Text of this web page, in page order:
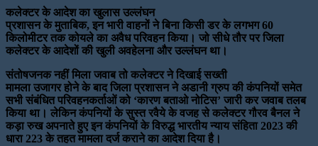
कलेक्टर के आदेश का खुलास उल्लंघन
प्रशासन के मुताबिक, इन भारी वाहनों ने बिना किसी डर के लगभग 60
किलोमीटर तक कोयले का अवैध परिवहन किया। जो सीधे तौर पर जिला
कलेक्टर के आदेशों की खुली अवहेलना और उल्लंघन था।
संतोषजनक नहीं मिला जवाब तो कलेक्टर ने दिखाई सख्ती
मामला उजागर होने के बाद जिला प्रशासन ने अडानी ग्रुप की कंपनियों समेत
सभी संबंधित परिवहनकर्ताओं को ‘कारण बताओ नोटिस’ जारी कर जवाब तलब
किया था। लेकिन कंपनियों के सुस्त रवैये के वजह से कलेक्टर गौरव बैनल ने
कड़ा रुख अपनाते हुए इन कंपनियों के विरुद्ध भारतीय न्याय संहिता 2023 की
धारा 223 के तहत मामला दर्ज कराने का आदेश दिया है।